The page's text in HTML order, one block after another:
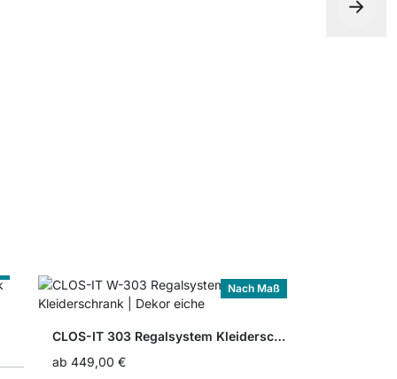
Nach Maß
CLOS-IT 303 Regalsystem Kleiderschrank
ab 449,00 €